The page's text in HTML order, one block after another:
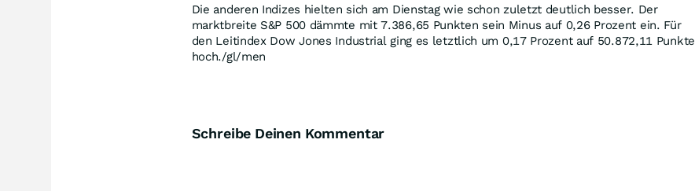
Die anderen Indizes hielten sich am Dienstag wie schon zuletzt deutlich besser. Der
marktbreite S&P 500 dämmte mit 7.386,65 Punkten sein Minus auf 0,26 Prozent ein. Für
den Leitindex Dow Jones Industrial ging es letztlich um 0,17 Prozent auf 50.872,11 Punkte
hoch./gl/men
Schreibe Deinen Kommentar